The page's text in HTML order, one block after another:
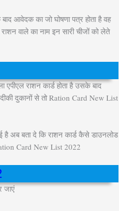
आवेदक का जो घोषणा पत्र होता है वह
वाले का नाम इन सारी चीजों को लेते
राशन कार्ड होता है उसके बाद
दुकानों से तो Ration Card New List
है अब बता दे कि राशन कार्ड कैसे डाउनलोड
Card New List 2022
जाएं